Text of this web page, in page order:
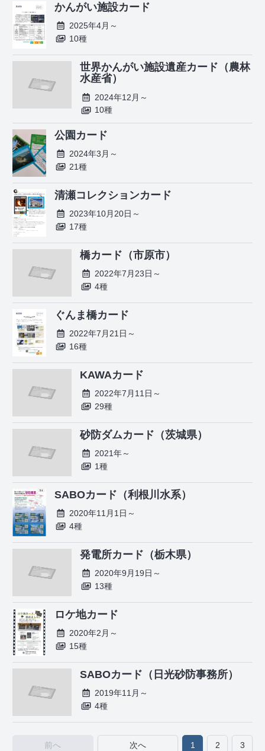
かんがい施設カード
2025年4月～
10種
世界かんがい施設遺産カード（農林
水産省）
2024年12月～
10種
公園カード
2024年3月～
21種
清瀬コレクションカード
2023年10月20日～
17種
橋カード（市原市）
2022年7月23日～
4種
ぐんま橋カード
2022年7月21日～
16種
KAWAカード
2022年7月11日～
29種
砂防ダムカード（茨城県）
2021年～
1種
SABOカード（利根川水系）
2020年11月1日～
4種
発電所カード（栃木県）
2020年9月19日～
13種
ロケ地カード
2020年2月～
15種
SABOカード（日光砂防事務所）
2019年11月～
4種
前へ 次へ 1 2 3